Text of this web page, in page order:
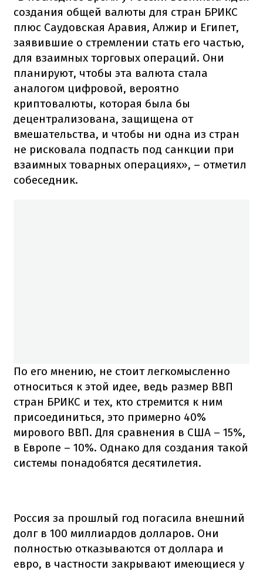
создания общей валюты для стран БРИКС
плюс Саудовская Аравия, Алжир и Египет,
заявившие о стремлении стать его частью,
для взаимных торговых операций. Они
планируют, чтобы эта валюта стала
аналогом цифровой, вероятно
криптовалюты, которая была бы
децентрализована, защищена от
вмешательства, и чтобы ни одна из стран
не рисковала подпасть под санкции при
взаимных товарных операциях», – отметил
собеседник.
По его мнению, не стоит легкомысленно
относиться к этой идее, ведь размер ВВП
стран БРИКС и тех, кто стремится к ним
присоединиться, это примерно 40%
мирового ВВП. Для сравнения в США – 15%,
в Европе – 10%. Однако для создания такой
системы понадобятся десятилетия.
Россия за прошлый год погасила внешний
долг в 100 миллиардов долларов. Они
полностью отказываются от доллара и
евро, в частности закрывают имеющиеся у